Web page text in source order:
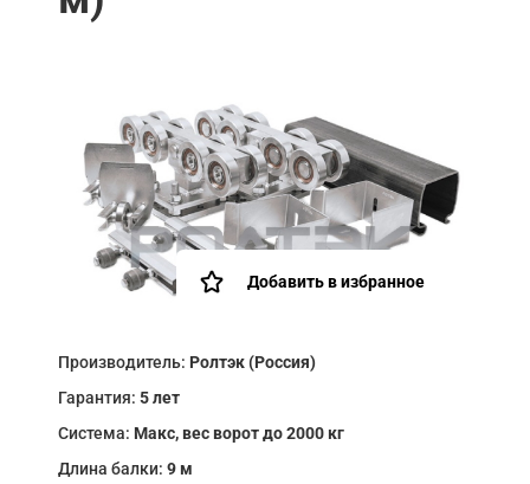
Добавить в избранное
Производитель: Ролтэк (Россия)
Гарантия: 5 лет
Система: Макс, вес ворот до 2000 кг
Длина балки: 9 м